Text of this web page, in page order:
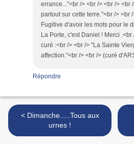
errance..."<br /> <br /> <br /> <br
partout sur cette terre."<br /> <br
Fugitive d'avoir les mots pour le
La Porte, c'est Daniel ! Merci
curé :<br /> <br /> "La Sainte
affection."<br /> <br /> (curé
Répondre
< Dimanche.....Tous aux
urnes !